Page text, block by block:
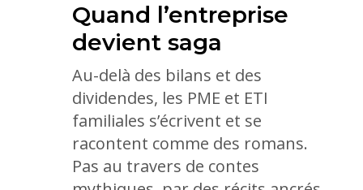
Quand l’entreprise
devient saga
Au-delà des bilans et des
dividendes, les PME et ETI
familiales s’écrivent et se
racontent comme des romans.
Pas au travers de contes